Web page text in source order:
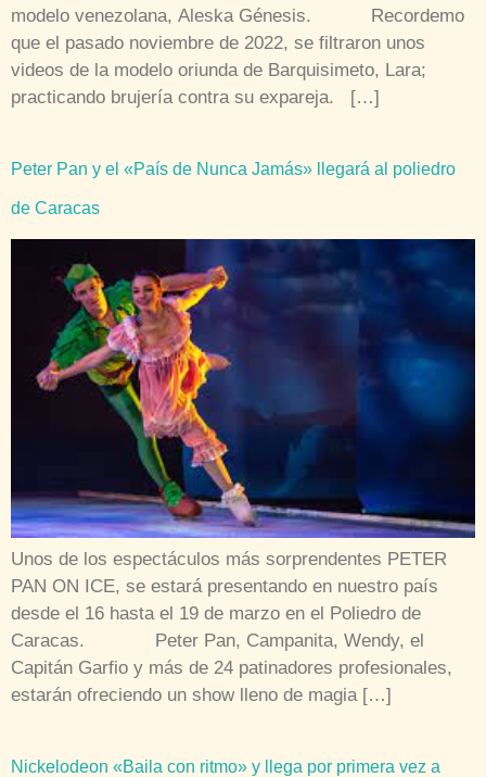
modelo venezolana, Aleska Génesis. Recordemo
que el pasado noviembre de 2022, se filtraron unos
videos de la modelo oriunda de Barquisimeto, Lara;
practicando brujería contra su expareja. […]
Peter Pan y el «País de Nunca Jamás» llegará al poliedro
de Caracas
Unos de los espectáculos más sorprendentes PETER
PAN ON ICE, se estará presentando en nuestro país
desde el 16 hasta el 19 de marzo en el Poliedro de
Caracas. Peter Pan, Campanita, Wendy, el
Capitán Garfio y más de 24 patinadores profesionales,
estarán ofreciendo un show lleno de magia […]
Nickelodeon «Baila con ritmo» y llega por primera vez a